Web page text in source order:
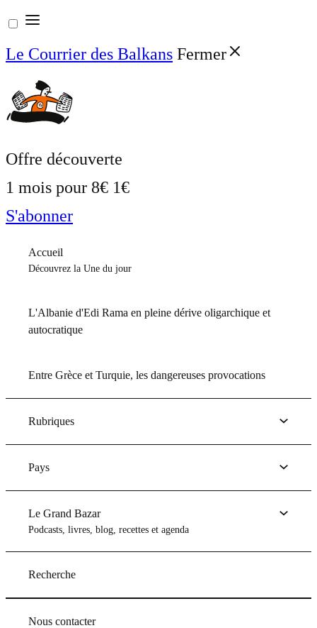
Aller
au
contenu
Le Courrier des Balkans Fermer
Offre découverte
1 mois pour 8€ 1€
S'abonner
Accueil
Découvrez la Une du jour
L'Albanie d'Edi Rama en pleine dérive oligarchique et
autocratique
Entre Grèce et Turquie, les dangereuses provocations
Rubriques
Pays
Le Grand Bazar
Podcasts, livres, blog, recettes et agenda
Recherche
Nous contacter